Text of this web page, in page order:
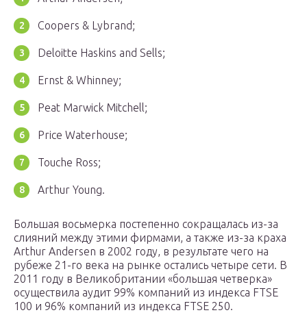
Coopers & Lybrand;
Deloitte Haskins and Sells;
Ernst & Whinney;
Peat Marwick Mitchell;
Price Waterhouse;
Touche Ross;
Arthur Young.
Большая восьмерка постепенно сокращалась из-за
слияний между этими фирмами, а также из-за краха
Arthur Andersen в 2002 году, в результате чего на
рубеже 21-го века на рынке остались четыре сети. В
2011 году в Великобритании «большая четверка»
осуществила аудит 99% компаний из индекса FTSE
100 и 96% компаний из индекса FTSE 250.